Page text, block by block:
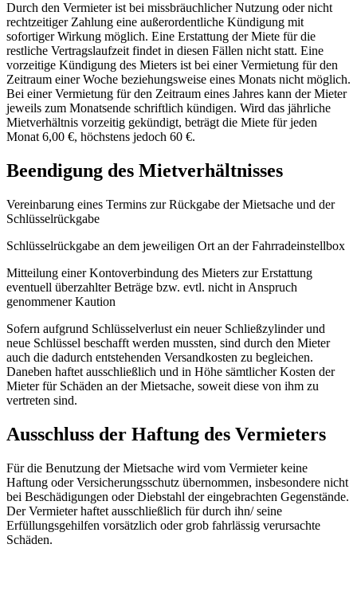
Durch den Vermieter ist bei missbräuchlicher Nutzung oder nicht
rechtzeitiger Zahlung eine außerordentliche Kündigung mit
sofortiger Wirkung möglich. Eine Erstattung der Miete für die
restliche Vertragslaufzeit findet in diesen Fällen nicht statt. Eine
vorzeitige Kündigung des Mieters ist bei einer Vermietung für den
Zeitraum einer Woche beziehungsweise eines Monats nicht möglich.
Bei einer Vermietung für den Zeitraum eines Jahres kann der Mieter
jeweils zum Monatsende schriftlich kündigen. Wird das jährliche
Mietverhältnis vorzeitig gekündigt, beträgt die Miete für jeden
Monat 6,00 €, höchstens jedoch 60 €.
Beendigung des Mietverhältnisses
Vereinbarung eines Termins zur Rückgabe der Mietsache und der
Schlüsselrückgabe
Schlüsselrückgabe an dem jeweiligen Ort an der Fahrradeinstellbox
Mitteilung einer Kontoverbindung des Mieters zur Erstattung
eventuell überzahlter Beträge bzw. evtl. nicht in Anspruch
genommener Kaution
Sofern aufgrund Schlüsselverlust ein neuer Schließzylinder und
neue Schlüssel beschafft werden mussten, sind durch den Mieter
auch die dadurch entstehenden Versandkosten zu begleichen.
Daneben haftet ausschließlich und in Höhe sämtlicher Kosten der
Mieter für Schäden an der Mietsache, soweit diese von ihm zu
vertreten sind.
Ausschluss der Haftung des Vermieters
Für die Benutzung der Mietsache wird vom Vermieter keine
Haftung oder Versicherungsschutz übernommen, insbesondere nicht
bei Beschädigungen oder Diebstahl der eingebrachten Gegenstände.
Der Vermieter haftet ausschließlich für durch ihn/ seine
Erfüllungsgehilfen vorsätzlich oder grob fahrlässig verursachte
Schäden.